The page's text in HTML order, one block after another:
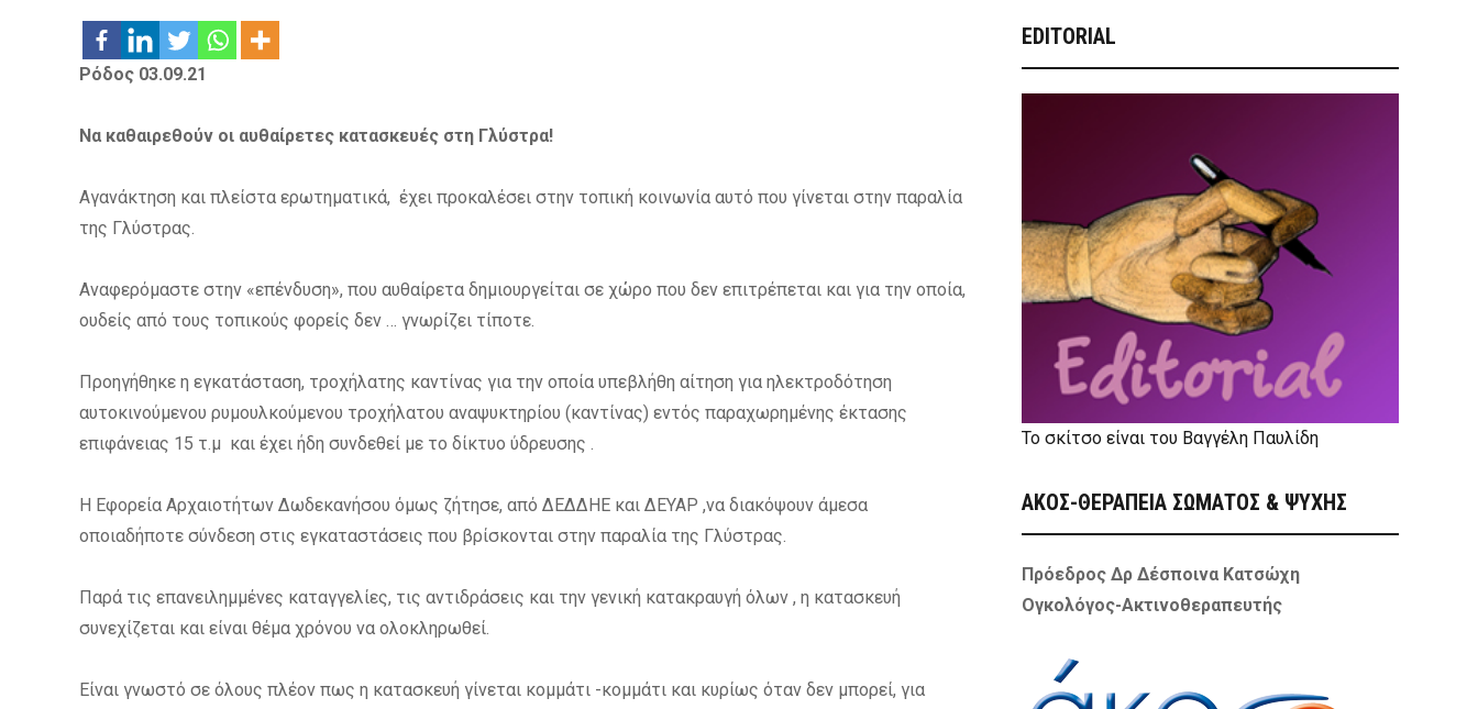
Ρόδος 03.09.21
Να καθαιρεθούν οι αυθαίρετες κατασκευές στη Γλύστρα!
Αγανάκτηση και πλείστα ερωτηματικά, έχει προκαλέσει στην τοπική κοινωνία αυτό που γίνεται στην παραλία
της Γλύστρας.
Αναφερόμαστε στην «επένδυση», που αυθαίρετα δημιουργείται σε χώρο που δεν επιτρέπεται και για την οποία,
ουδείς από τους τοπικούς φορείς δεν … γνωρίζει τίποτε.
Προηγήθηκε η εγκατάσταση, τροχήλατης καντίνας για την οποία υπεβλήθη αίτηση για ηλεκτροδότηση
αυτοκινούμενου ρυμουλκούμενου τροχήλατου αναψυκτηρίου (καντίνας) εντός παραχωρημένης έκτασης
επιφάνειας 15 τ.μ και έχει ήδη συνδεθεί με το δίκτυο ύδρευσης .
Η Εφορεία Αρχαιοτήτων Δωδεκανήσου όμως ζήτησε, από ΔΕΔΔΗΕ και ΔΕΥΑΡ ,να διακόψουν άμεσα
οποιαδήποτε σύνδεση στις εγκαταστάσεις που βρίσκονται στην παραλία της Γλύστρας.
Παρά τις επανειλημμένες καταγγελίες, τις αντιδράσεις και την γενική κατακραυγή όλων , η κατασκευή
συνεχίζεται και είναι θέμα χρόνου να ολοκληρωθεί.
Είναι γνωστό σε όλους πλέον πως η κατασκευή γίνεται κομμάτι -κομμάτι και κυρίως όταν δεν μπορεί, για
EDITORIAL
Το σκίτσο είναι του Βαγγέλη Παυλίδη
ΑΚΟΣ-ΘΕΡΑΠΕΙΑ ΣΩΜΑΤΟΣ & ΨΥΧΗΣ
Πρόεδρος Δρ Δέσποινα Κατσώχη
Ογκολόγος-Ακτινοθεραπευτής